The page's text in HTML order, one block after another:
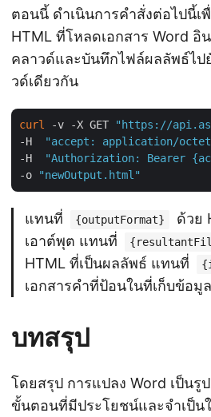
ตอนนี้ ดำเนินการคำสั่งต่อไปนี้เ
HTML ที่โหลดเอกสาร Word
คลาวด์และบันทึกไฟล์ผลลัพธ์ไป
วด์เดียวกัน
curl -v -X GET
"https://
-H
"accept: application/
-H
"Authorization: Bearer
-o
"newOutput.html"
แทนที่ {outputFormat}
ด้วย
เอาต์พุต แทนที่
HTML ที่เป็นผลลัพธ์ แทนที่
เอกสารคำที่ป้อนในที่เก็บข้อมู
บทสรุป
โดยสรุป การแปลง Word เป็นรู
ขั้นตอนที่มีประโยชน์และจำเป็